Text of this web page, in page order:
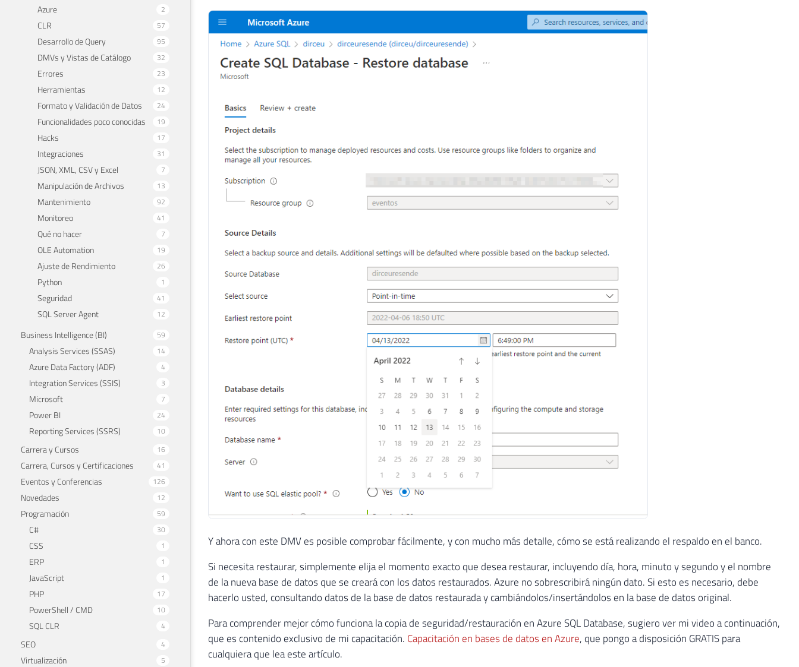
Azure 2
CLR 57
Desarrollo de Query 95
DMVs y Vistas de Catálogo 32
Errores 23
Herramientas 12
Formato y Validación de Datos 24
Funcionalidades poco conocidas 19
Hacks 17
Integraciones 31
JSON, XML, CSV y Excel 7
Manipulación de Archivos 13
Mantenimiento 92
Monitoreo 41
Qué no hacer 7
OLE Automation 19
Ajuste de Rendimiento 26
Python 1
Seguridad 41
SQL Server Agent 12
Business Intelligence (BI) 59
Analysis Services (SSAS) 14
Azure Data Factory (ADF) 4
Integration Services (SSIS) 3
Microsoft 7
Power BI 24
Reporting Services (SSRS) 10
Carrera y Cursos 16
Carrera, Cursos y Certificaciones 41
Eventos y Conferencias 126
Novedades 12
Programación 59
C# 30
CSS 1
ERP 1
JavaScript 1
PHP 17
PowerShell / CMD 10
SQL CLR 4
SEO 4
Virtualización 5
Y ahora con este DMV es posible comprobar fácilmente, y con mucho más detalle, cómo se está realizando el respaldo en el banco.
Si necesita restaurar, simplemente elija el momento exacto que desea restaurar, incluyendo día, hora, minuto y segundo y el nombre
de la nueva base de datos que se creará con los datos restaurados. Azure no sobrescribirá ningún dato. Si esto es necesario, debe
hacerlo usted, consultando datos de la base de datos restaurada y cambiándolos/insertándolos en la base de datos original.
Para comprender mejor cómo funciona la copia de seguridad/restauración en Azure SQL Database, sugiero ver mi video a continuación,
que es contenido exclusivo de mi capacitación. Capacitación en bases de datos en Azure, que pongo a disposición GRATIS para
cualquiera que lea este artículo.